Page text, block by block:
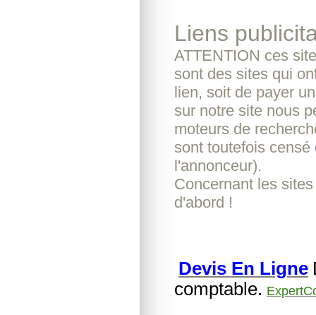
Liens
ATTENTION ces
sont des sites qui
lien, soit de payer
sur notre site nous
moteurs de
sont toutefois censé
l'annonceur).
Concernant les
d'abord !
Devis En Ligne
comptable.